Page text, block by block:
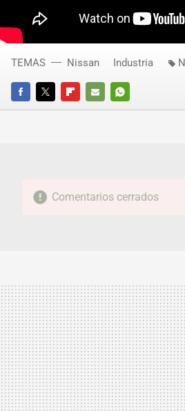
FACEBOOKTWITTERFLIPBOARD
E-
WHATSAPP
TEMAS Nissan Industria
Comentarios cerrados